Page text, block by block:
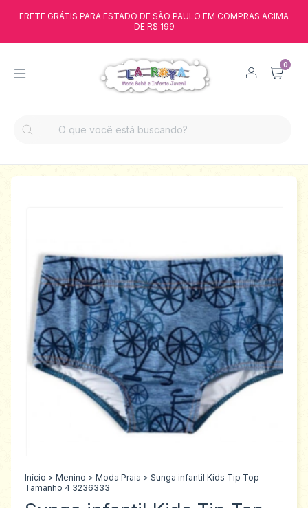
FRETE GRÁTIS PARA ESTADO DE SÃO PAULO EM COMPRAS ACIMA
DE R$ 199
0
Início > Menino > Moda Praia > Sunga infantil Kids Tip Top
Tamanho 4 3236333